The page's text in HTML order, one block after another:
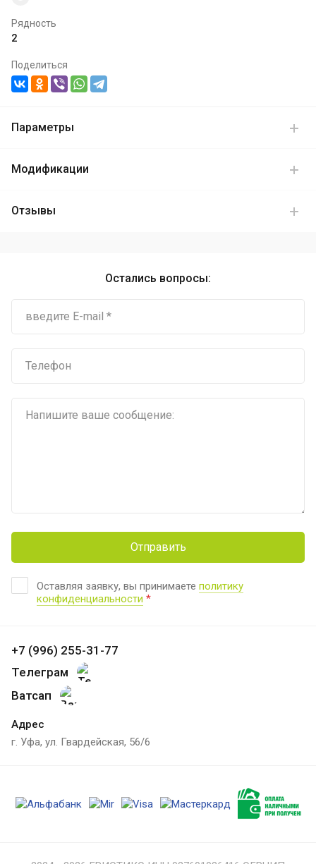
Рядность
2
Поделиться
Параметры
Модификации
Отзывы
Остались вопросы:
Оставляя заявку, вы принимаете политику
конфиденциальности *
Отправить
+7 (996) 255-31-77
Телеграм
Ватсап
Адрес
г. Уфа, ул. Гвардейская, 56/6